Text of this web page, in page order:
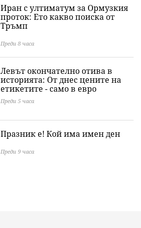
Иран с ултиматум за Ормузкия
проток: Ето какво поиска от
Тръмп
Преди 8 часа
Левът окончателно отива в
историята: Oт днес цените на
етикетите - само в евро
Преди 5 часа
Празник е! Кой има имен ден
Преди 9 часа